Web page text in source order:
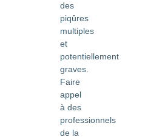
des
piqûres
multiples
et
potentiellement
graves.
Faire
appel
à des
professionnels
de la